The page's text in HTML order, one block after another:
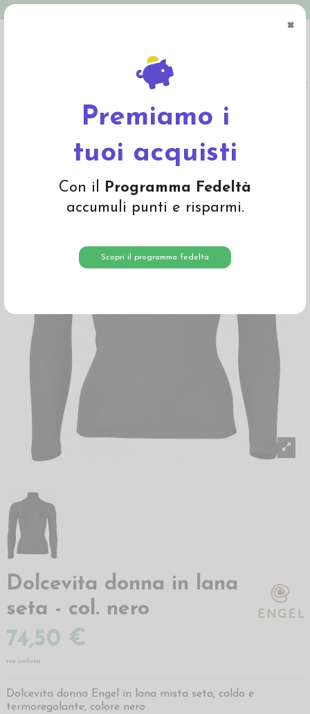
×
Premiamo i
tuoi acquisti
Con il Programma Fedeltà
accumuli punti e risparmi.
Scopri il programma fedeltà
Dolcevita donna in lana
seta - col. nero
74,50 €
iva inclusa
Dolcevita donna Engel in lana mista seta, caldo e
termoregolante, colore nero